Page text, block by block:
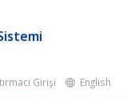
Girişi English